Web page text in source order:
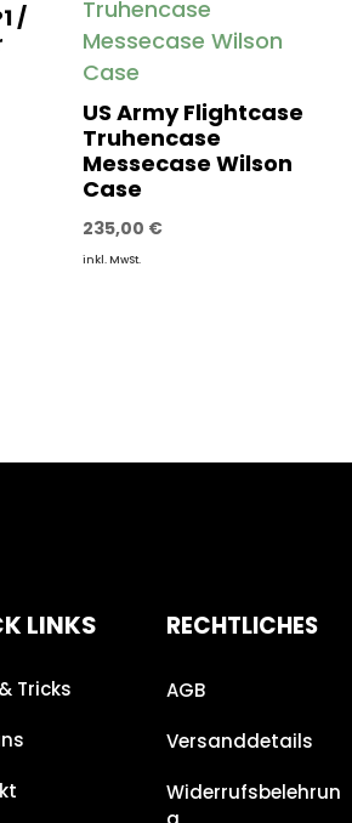
/
US Army Flightcase
Truhencase
Messecase Wilson
Case
235,00 €
inkl. MwSt.
LINKS
Tricks
RECHTLICHES
AGB
Versanddetails
Widerrufsbelehrun